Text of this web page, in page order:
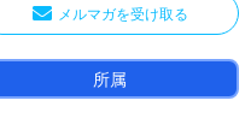
メルマガを受け取る
所属